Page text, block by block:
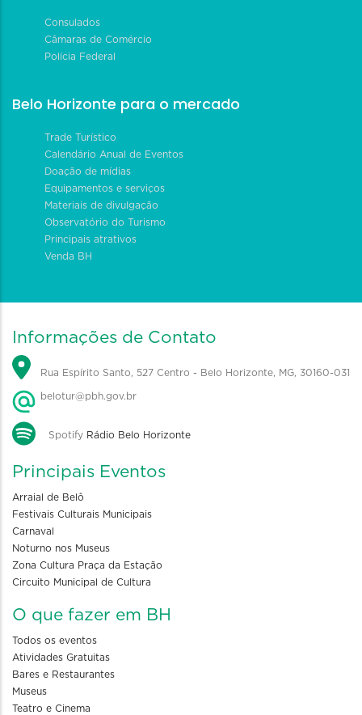
Consulados
Câmaras de Comércio
Polícia Federal
Belo Horizonte para o mercado
Trade Turístico
Calendário Anual de Eventos
Doação de mídias
Equipamentos e serviços
Materiais de divulgação
Observatório do Turismo
Principais atrativos
Venda BH
Informações de Contato
Rua Espírito Santo, 527 Centro - Belo Horizonte, MG, 30160-031
belotur@pbh.gov.br
Spotify Rádio Belo Horizonte
Principais Eventos
Arraial de Belô
Festivais Culturais Municipais
Carnaval
Noturno nos Museus
Zona Cultura Praça da Estação
Circuito Municipal de Cultura
O que fazer em BH
Todos os eventos
Atividades Gratuitas
Bares e Restaurantes
Museus
Teatro e Cinema